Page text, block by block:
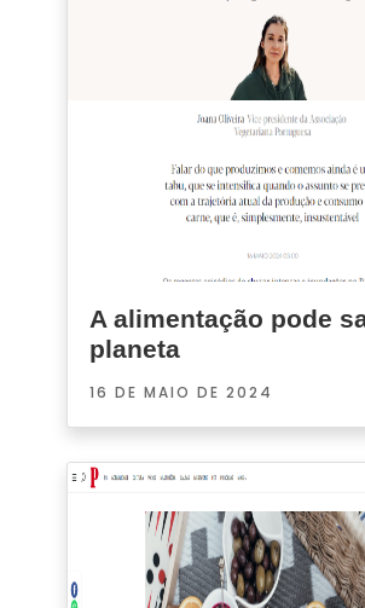
A alimentação pode
planeta
16 DE MAIO DE 2024